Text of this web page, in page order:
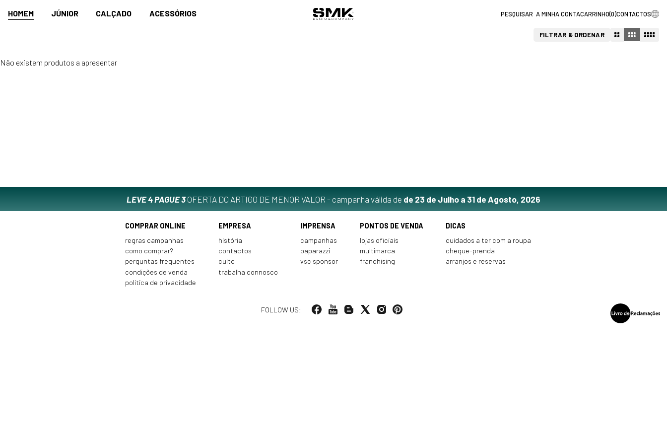
HOMEM JÚNIOR CALÇADO ACESSÓRIOS A MINHA CONTACARRINHO(0)CONTACTOS
FILTRAR & ORDENAR
Não existem produtos a apresentar
LEVE 4 PAGUE 3OFERTA DO ARTIGO DE MENOR VALOR - campanha válida de de 23 de Julho a 31 de Agosto, 2026
COMPRAR ONLINE
regras campanhas
como comprar?
perguntas frequentes
condições de venda
política de privacidade
EMPRESA
história
contactos
culto
trabalha connosco
IMPRENSA
campanhas
paparazzi
vsc sponsor
PONTOS DE VENDA
lojas oficiais
multimarca
franchising
DICAS
cuidados a ter com a roupa
cheque-prenda
arranjos e reservas
FOLLOW US: